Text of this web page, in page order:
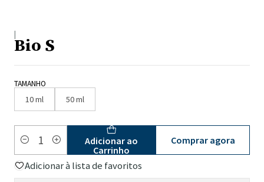
|
Bio S
TAMANHO
10 ml 50 ml
Quantidade
Adicionar ao
Carrinho
Comprar agora
Adicionar à lista de favoritos